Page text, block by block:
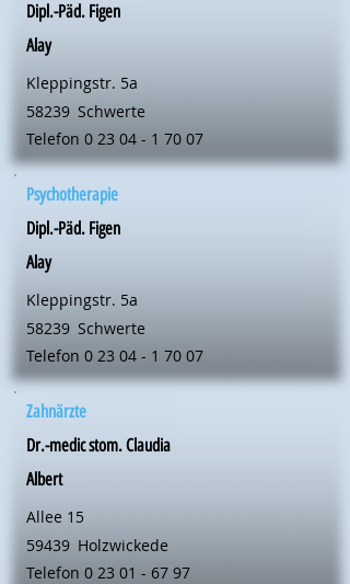
Dipl.-Päd. Figen
Alay
Kleppingstr. 5a
58239 Schwerte
Telefon 0 23 04 - 1 70 07
Psychotherapie
Dipl.-Päd. Figen
Alay
Kleppingstr. 5a
58239 Schwerte
Telefon 0 23 04 - 1 70 07
Zahnärzte
Dr.-medic stom. Claudia
Albert
Allee 15
59439 Holzwickede
Telefon 0 23 01 - 67 97